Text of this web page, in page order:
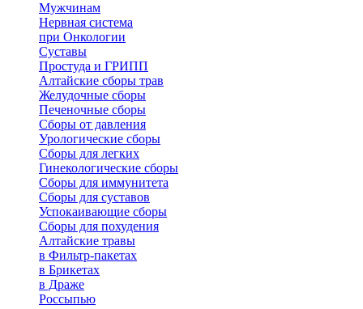
Мужчинам
Нервная система
при Онкологии
Суставы
Простуда и ГРИПП
Алтайские сборы трав
Желудочные сборы
Печеночные сборы
Сборы от давления
Урологические сборы
Сборы для легких
Гинекологические сборы
Сборы для иммунитета
Сборы для суставов
Успокаивающие сборы
Сборы для похудения
Алтайские травы
в Фильтр-пакетах
в Брикетах
в Драже
Россыпью